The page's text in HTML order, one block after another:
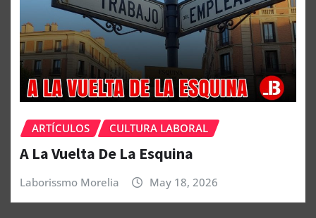
ARTÍCULOS CULTURA LABORAL
A La Vuelta De La Esquina
Laborissmo Morelia May 18, 2026